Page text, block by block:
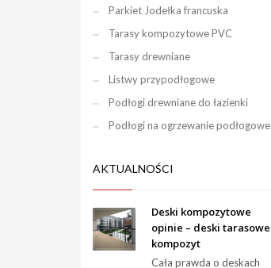
Parkiet Jodełka francuska
Tarasy kompozytowe PVC
Tarasy drewniane
Listwy przypodłogowe
Podłogi drewniane do łazienki
Podłogi na ogrzewanie podłogowe
AKTUALNOŚCI
Deski kompozytowe
opinie – deski tarasowe
kompozyt
Cała prawda o deskach